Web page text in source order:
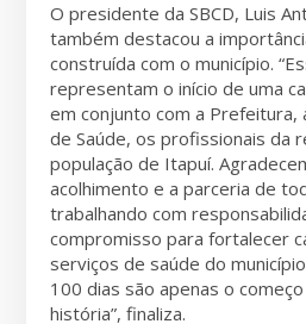
O presidente da SBCD, Luis
também destacou a
construída com o município.
representam o início de uma
em conjunto com a Prefeitura,
de Saúde, os profissionais da
população de Itapuí.
acolhimento e a parceria de
trabalhando com
compromisso para fortalecer
serviços de saúde do
100 dias são apenas o
história”, finaliza.